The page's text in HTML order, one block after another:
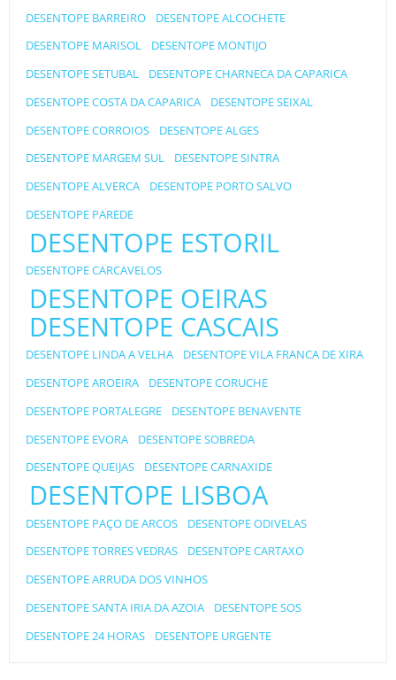
DESENTOPE BARREIRO
DESENTOPE ALCOCHETE
DESENTOPE MARISOL
DESENTOPE MONTIJO
DESENTOPE SETUBAL
DESENTOPE CHARNECA DA CAPARICA
DESENTOPE COSTA DA CAPARICA
DESENTOPE SEIXAL
DESENTOPE CORROIOS
DESENTOPE ALGES
DESENTOPE MARGEM SUL
DESENTOPE SINTRA
DESENTOPE ALVERCA
DESENTOPE PORTO SALVO
DESENTOPE PAREDE
DESENTOPE ESTORIL
DESENTOPE CARCAVELOS
DESENTOPE OEIRAS
DESENTOPE CASCAIS
DESENTOPE LINDA A VELHA
DESENTOPE VILA FRANCA DE XIRA
DESENTOPE AROEIRA
DESENTOPE CORUCHE
DESENTOPE PORTALEGRE
DESENTOPE BENAVENTE
DESENTOPE EVORA
DESENTOPE SOBREDA
DESENTOPE QUEIJAS
DESENTOPE CARNAXIDE
DESENTOPE LISBOA
DESENTOPE PAÇO DE ARCOS
DESENTOPE ODIVELAS
DESENTOPE TORRES VEDRAS
DESENTOPE CARTAXO
DESENTOPE ARRUDA DOS VINHOS
DESENTOPE SANTA IRIA DA AZOIA
DESENTOPE SOS
DESENTOPE 24 HORAS
DESENTOPE URGENTE